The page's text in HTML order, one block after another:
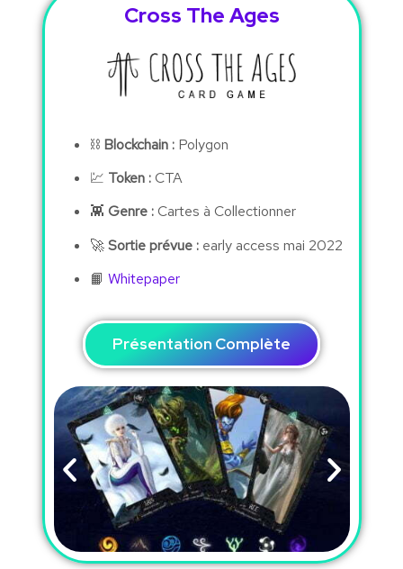
Cross The Ages
⛓ Blockchain :Polygon
💹 Token :CTA
👾 Genre :Cartes à Collectionner
🚀Sortie prévue :early access mai 2022
📙 Whitepaper
Présentation Complète